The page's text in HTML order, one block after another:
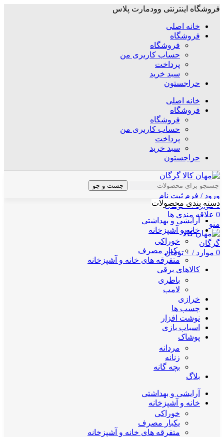
فروشگاه اینترنتی وودمارت پلاس
خانه اصلی
فروشگاه
فروشگاه
حساب کاربری من
پرداخت
سبد خرید
حراجستون
خانه اصلی
فروشگاه
فروشگاه
حساب کاربری من
پرداخت
سبد خرید
حراجستون
جست و جو
ورود / فرم ثبت نام
0 موارد / ۰ تومان
0 علاقه مندی ها
منو
0 موارد / ۰ تومان
دسته بندی محصولات
آرایشی و بهداشتی
خانه و آشپزخانه
خوراکی
یکبار مصرف
متفرقه های خانه و آشپزخانه
کالاهای برقی
باطری
لامپ
خرازی
چسب ها
نوشت افزار
اسباب بازی
پوشاک
مردانه
زنانه
بچه گانه
بلاگ
آرایشی و بهداشتی
خانه و آشپزخانه
خوراکی
یکبار مصرف
متفرقه های خانه و آشپزخانه